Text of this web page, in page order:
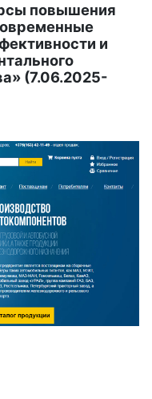
повышения
и
(7.06.2025-